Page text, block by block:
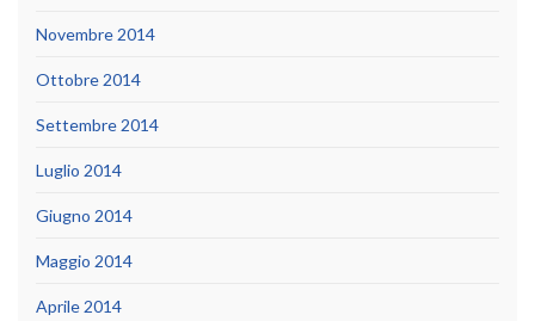
Novembre 2014
Ottobre 2014
Settembre 2014
Luglio 2014
Giugno 2014
Maggio 2014
Aprile 2014